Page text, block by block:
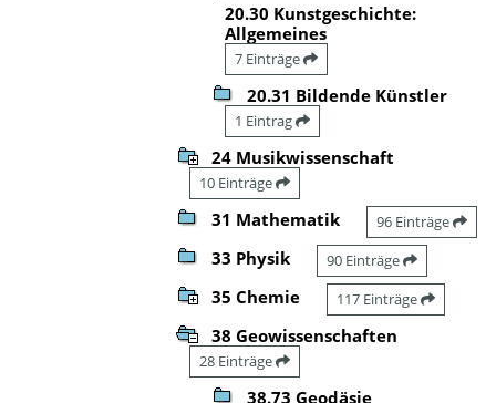
20.30 Kunstgeschichte:
Allgemeines
7 Einträge
20.31 Bildende Künstler
1 Eintrag
24 Musikwissenschaft
10 Einträge
31 Mathematik 96 Einträge
33 Physik 90 Einträge
35 Chemie 117 Einträge
38 Geowissenschaften
28 Einträge
38.73 Geodäsie